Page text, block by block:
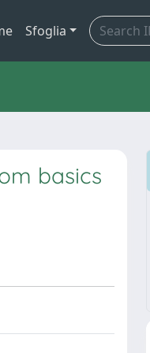
Sfoglia
basics